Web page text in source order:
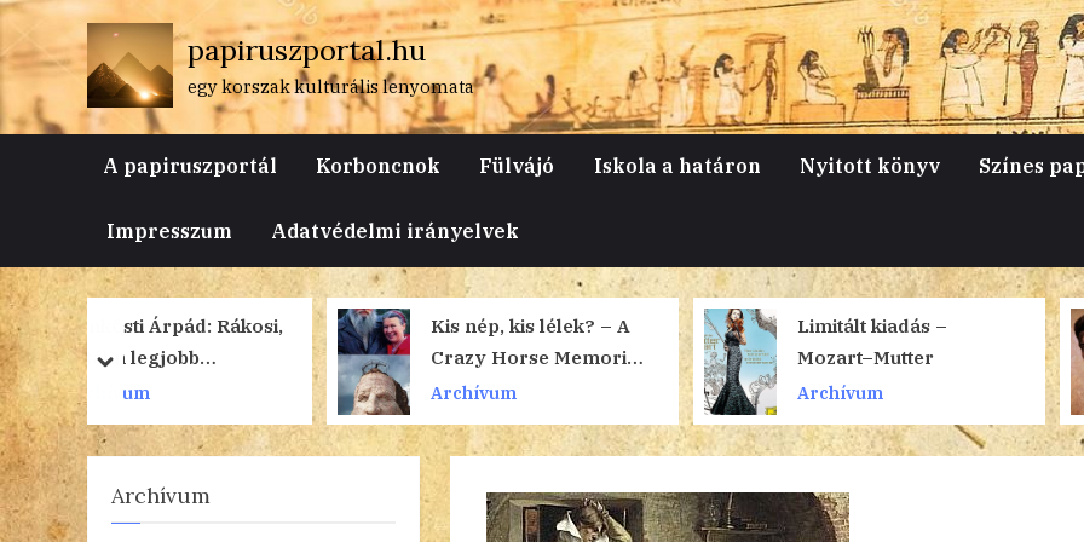
Skip
to
content
papiruszportal.hu
egy korszak kulturális lenyomata
A papiruszportál Korboncnok Fülvájó Iskola a határon Nyitott könyv Színes
Impresszum Adatvédelmi irányelvek
Kis nép, kis lélek? – A
Crazy Horse Memorial,
Limitált kiadás –
Mozart–Mutter
Vaszary
a Magyar
Galériában
prev
next
Archívum